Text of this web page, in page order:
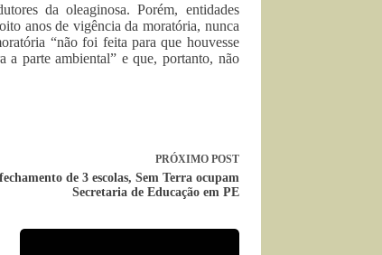
da oleaginosa. Porém, entidades
anos de vigência da moratória, nunca
“não foi feita para que houvesse
parte ambiental” e que, portanto, não
PRÓXIMO POST
de 3 escolas, Sem Terra ocupam
Secretaria de Educação em PE